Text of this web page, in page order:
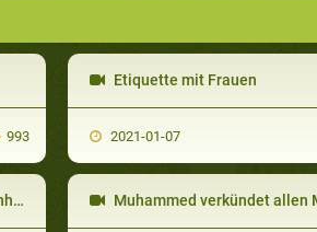
993
Etiquette mit Frauen
2021-01-07
Muhammed verkündet allen